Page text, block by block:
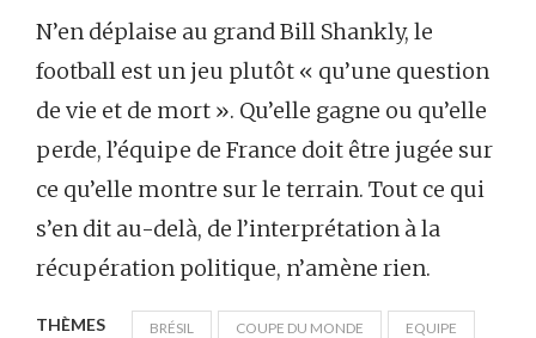
N’en déplaise au grand Bill Shankly, le
football est un jeu plutôt « qu’une question
de vie et de mort ». Qu’elle gagne ou qu’elle
perde, l’équipe de France doit être jugée sur
ce qu’elle montre sur le terrain. Tout ce qui
s’en dit au-delà, de l’interprétation à la
récupération politique, n’amène rien.
THÈMES BRÉSIL COUPE DU MONDE EQUIPE